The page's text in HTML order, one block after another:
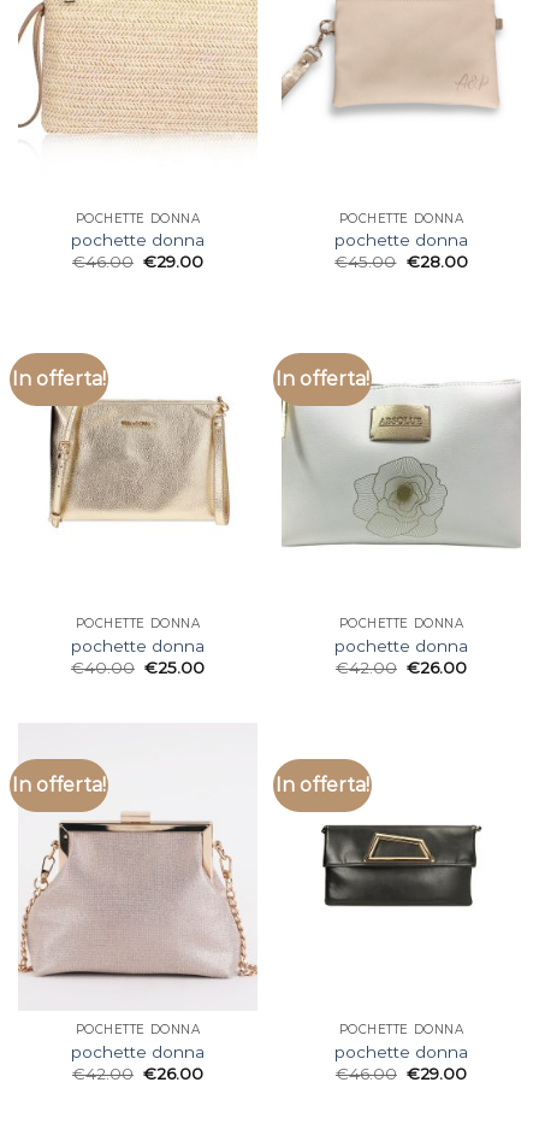
POCHETTE DONNA
pochette donna
€46.00 €29.00
POCHETTE DONNA
pochette donna
€45.00 €28.00
In offerta!
POCHETTE DONNA
pochette donna
€40.00 €25.00
In offerta!
POCHETTE DONNA
pochette donna
€42.00 €26.00
In offerta!
POCHETTE DONNA
pochette donna
€42.00 €26.00
In offerta!
POCHETTE DONNA
pochette donna
€46.00 €29.00